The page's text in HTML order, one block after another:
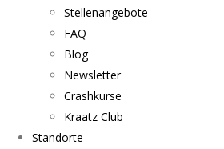
Stellenangebote
FAQ
Blog
Newsletter
Crashkurse
Kraatz Club
Standorte